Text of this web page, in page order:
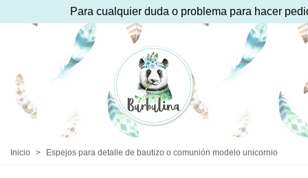
Para cualquier duda o problema para hacer
Inicio > Espejos para detalle de bautizo o comunión modelo unicornio